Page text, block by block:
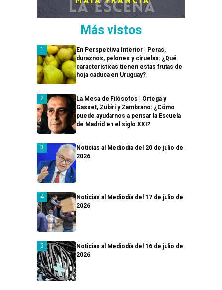
Más vistos
En Perspectiva Interior | Peras,
duraznos, pelones y ciruelas: ¿Qué
características tienen estas frutas de
hoja caduca en Uruguay?
La Mesa de Filósofos | Ortega y
Gasset, Zubiri y Zambrano: ¿Cómo
puede ayudarnos a pensar la Escuela
de Madrid en el siglo XXI?
Noticias al Mediodía del 20 de julio de
2026
Noticias al Mediodía del 17 de julio de
2026
Noticias al Mediodía del 16 de julio de
2026